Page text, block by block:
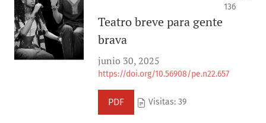
136
Teatro breve para gente
brava
junio 30, 2025
https://doi.org/10.56908/pe.n22.657
PDF Visitas: 39